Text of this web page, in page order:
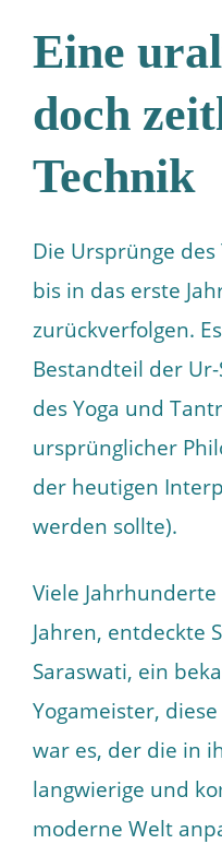
Eine
doch
Technik
Die Ursprünge des
bis in das erste
zurückverfolgen.
Bestandteil der
des Yoga und
ursprünglicher
der heutigen
werden sollte).
Viele
Jahren, entdeckte
Saraswati, ein
Yogameister,
war es, der die in
langwierige und
moderne Welt